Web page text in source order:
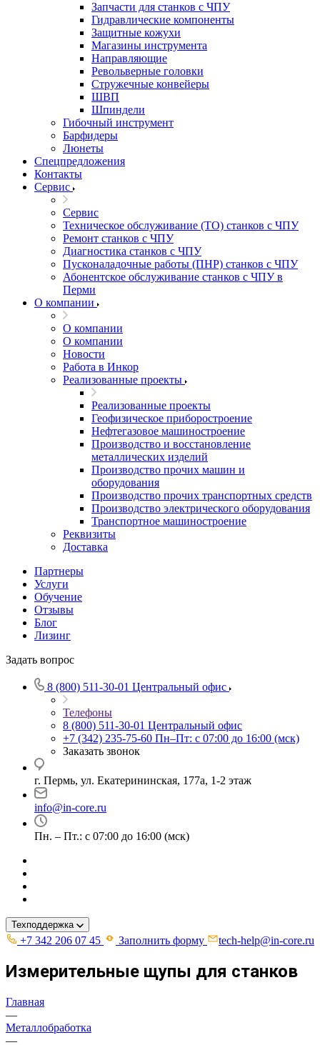
Запчасти для станков с ЧПУ
Гидравлические компоненты
Защитные кожухи
Магазины инструмента
Направляющие
Револьверные головки
Стружечные конвейеры
ШВП
Шпиндели
Гибочный инструмент
Барфидеры
Люнеты
Спецпредложения
Контакты
Сервис
Сервис
Техническое обслуживание (ТО) станков с ЧПУ
Ремонт станков с ЧПУ
Диагностика станков с ЧПУ
Пусконаладочные работы (ПНР) станков с ЧПУ
Абонентское обслуживание станков с ЧПУ в
Перми
О компании
О компании
О компании
Новости
Работа в Инкор
Реализованные проекты
Реализованные проекты
Геофизическое приборостроение
Нефтегазовое машиностроение
Производство и восстановление
металлических изделий
Производство прочих машин и
оборудования
Производство прочих транспортных средств
Производство электрического оборудования
Транспортное машиностроение
Реквизиты
Доставка
Партнеры
Услуги
Обучение
Отзывы
Блог
Лизинг
Задать вопрос
8 (800) 511-30-01 Центральный офис
Телефоны
8 (800) 511-30-01 Центральный офис
+7 (342) 235-75-60 Пн–Пт: с 07:00 до 16:00 (мск)
Заказать звонок
г. Пермь, ул. ​Екатерининская, 177а, ​1-2 этаж
info@in-core.ru
Пн. – Пт.: с 07:00 до 16:00 (мск)
Техподдержка
+7 342 206 07 45 Заполнить форму tech-help@in-core.ru
Измерительные щупы для станков
Главная
—
Металлобработка
—